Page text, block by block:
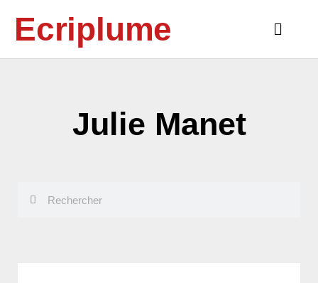
contenuEcriplume
Main
Julie Manet